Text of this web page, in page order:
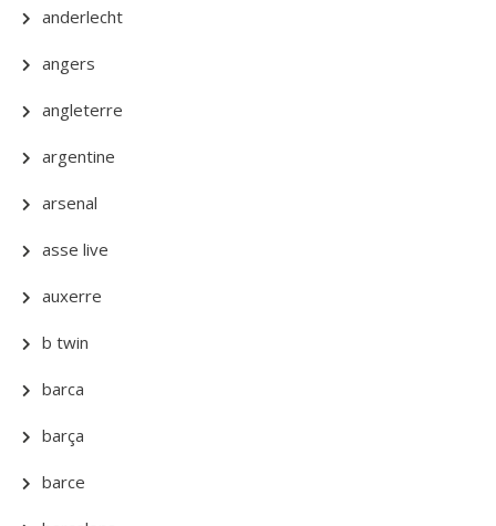
anderlecht
angers
angleterre
argentine
arsenal
asse live
auxerre
b twin
barca
barça
barce